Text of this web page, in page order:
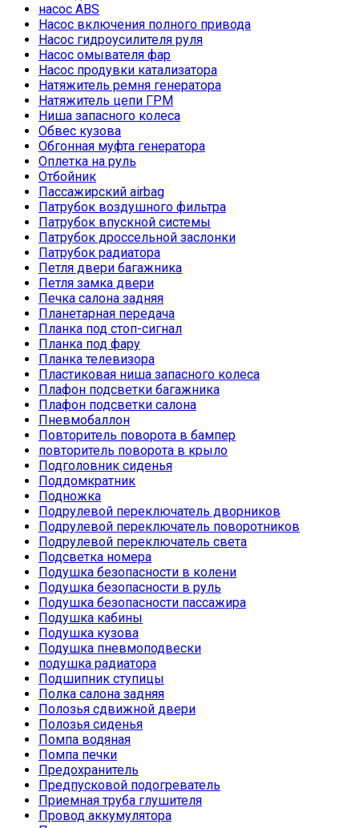
насос ABS
Насос включения полного привода
Насос гидроусилителя руля
Насос омывателя фар
Насос продувки катализатора
Натяжитель ремня генератора
Натяжитель цепи ГРМ
Ниша запасного колеса
Обвес кузова
Обгонная муфта генератора
Оплетка на руль
Отбойник
Пассажирский airbag
Патрубок воздушного фильтра
Патрубок впускной системы
Патрубок дроссельной заслонки
Патрубок радиатора
Петля двери багажника
Петля замка двери
Печка салона задняя
Планетарная передача
Планка под стоп-сигнал
Планка под фару
Планка телевизора
Пластиковая ниша запасного колеса
Плафон подсветки багажника
Плафон подсветки салона
Пневмобаллон
Повторитель поворота в бампер
повторитель поворота в крыло
Подголовник сиденья
Поддомкратник
Подножка
Подрулевой переключатель дворников
Подрулевой переключатель поворотников
Подрулевой переключатель света
Подсветка номера
Подушка безопасности в колени
Подушка безопасности в руль
Подушка безопасности пассажира
Подушка кабины
Подушка кузова
Подушка пневмоподвески
подушка радиатора
Подшипник ступицы
Полка салона задняя
Полозья сдвижной двери
Полозья сиденья
Помпа водяная
Помпа печки
Предохранитель
Предпусковой подогреватель
Приемная труба глушителя
Провод аккумулятора